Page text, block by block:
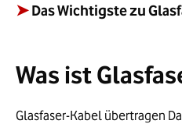
➤Das Wichtigste zu
Was ist
Glasfaser-Kabel übertragen